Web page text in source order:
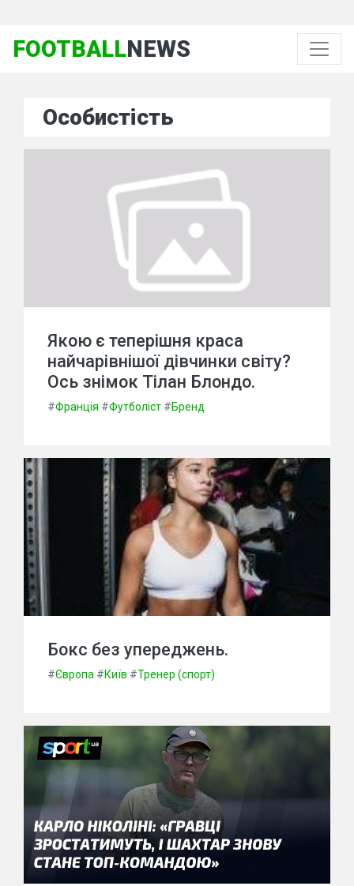
FOOTBALLNEWS
Особистість
Якою є теперішня краса
найчарівнішої дівчинки світу?
Ось знімок Тілан Блондо.
#Франція #Футболіст #Бренд
Бокс без упереджень.
#Європа #Київ #Тренер (спорт)